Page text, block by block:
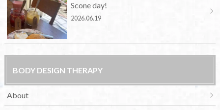
Scone day!
2026.06.19
BODY DESIGN THERAPY
About